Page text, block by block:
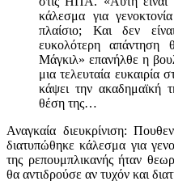
κάλεσμα για
πλαίσιο; Και δεν
ευκολότερη απάντηση
Μάγκιλ» επανήλθε η
μια τελευταία ευκαιρία
κάψει την ακαδημαϊκή
θέση της…
Αναγκαία διευκρίνιση:
διατυπώθηκε κάλεσμα για
της ρεπουμπλικανής ήταν
θα αντιδρούσε αν τυχόν και